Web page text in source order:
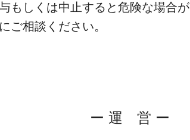
もしくは中止すると危険な場合
ご相談ください。
ー 運 営 ー